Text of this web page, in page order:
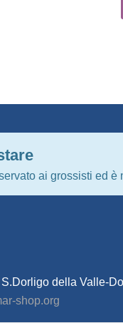
ai grossisti ed
della Valle-
shop.org